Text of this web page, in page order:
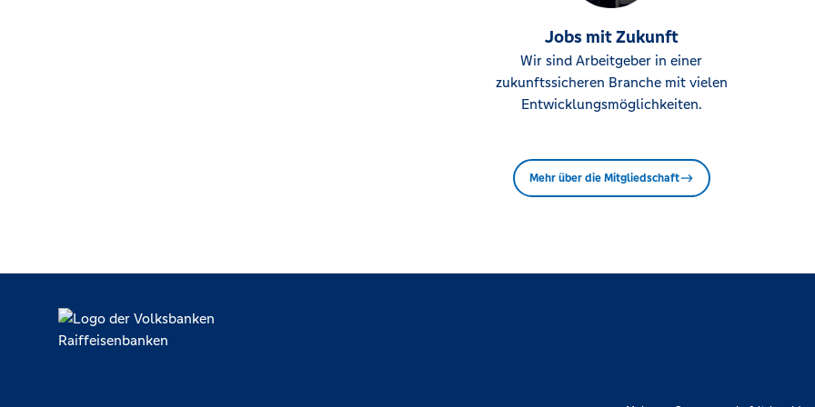
Jobs mit Zukunft
Wir sind Arbeitgeber in einer
zukunftssicheren Branche mit vielen
Entwicklungsmöglichkeiten.
Mehr über die Mitgliedschaft